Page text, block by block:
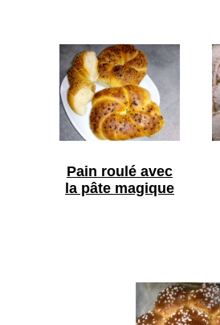
Pain roulé avec
la pâte magique